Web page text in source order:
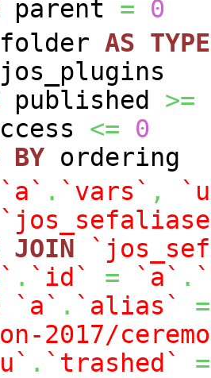
parent =
0
AS TYPE
published >=
<=
0
BY ordering
`a` . `vars` ,
JOIN
. `id` = `a` .
`a` . `alias`
=
2017/
. `trashed`
=